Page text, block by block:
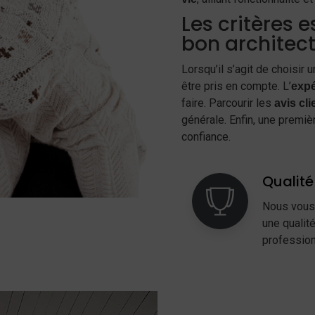
Les critères
bon
Lorsqu’il s’agit de choisir
être pris en compte. L’
faire. Parcourir les avis
générale. Enfin, une
confiance.
Nous
une qualité